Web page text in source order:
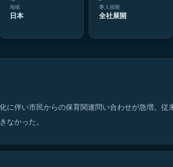
地域
日本
導入段階
全社展開
に伴い市民からの保育関連問い合わせが急増。従
なかった。